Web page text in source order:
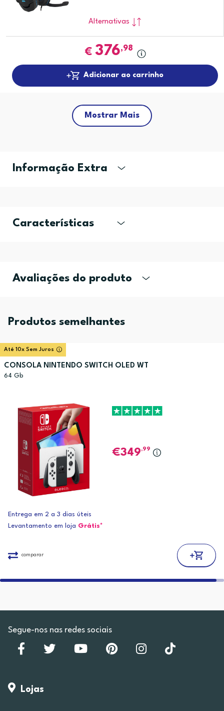
Alternativas
€ 376,98
Adicionar ao carrinho
Mostrar Mais
Informação Extra
Características
Avaliações do produto
Produtos semelhantes
Até 10x Sem Juros
CONSOLA NINTENDO SWITCH OLED WT
64 Gb
349,99
Entrega em 2 a 3 dias úteis
Levantamento em loja Grátis*
comparar
Segue-nos nas redes sociais
Lojas